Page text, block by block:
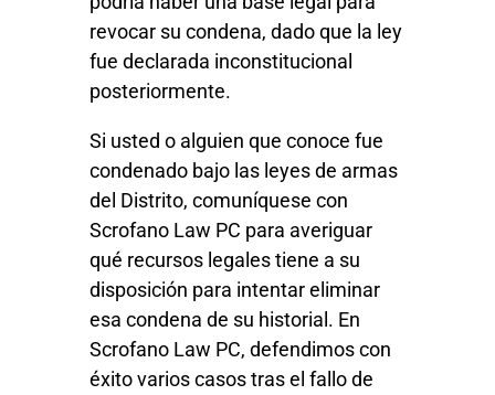
revocar su condena, dado que la ley
fue declarada inconstitucional
posteriormente.
Si usted o alguien que conoce fue
condenado bajo las leyes de armas
del Distrito, comuníquese con
Scrofano Law PC para averiguar
qué recursos legales tiene a su
disposición para intentar eliminar
esa condena de su historial. En
Scrofano Law PC, defendimos con
éxito varios casos tras el fallo de